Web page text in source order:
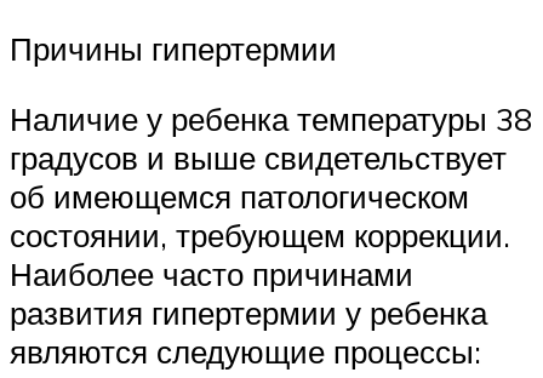
Причины гипертермии
Наличие у ребенка температуры 38
градусов и выше свидетельствует
об имеющемся патологическом
состоянии, требующем коррекции.
Наиболее часто причинами
развития гипертермии у ребенка
являются следующие процессы: